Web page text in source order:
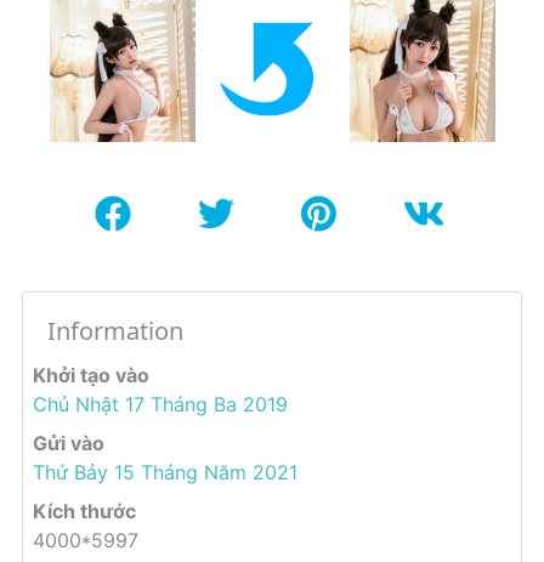
Information
Khởi tạo vào
Chủ Nhật 17 Tháng Ba 2019
Gửi vào
Thứ Bảy 15 Tháng Năm 2021
Kích thước
4000*5997